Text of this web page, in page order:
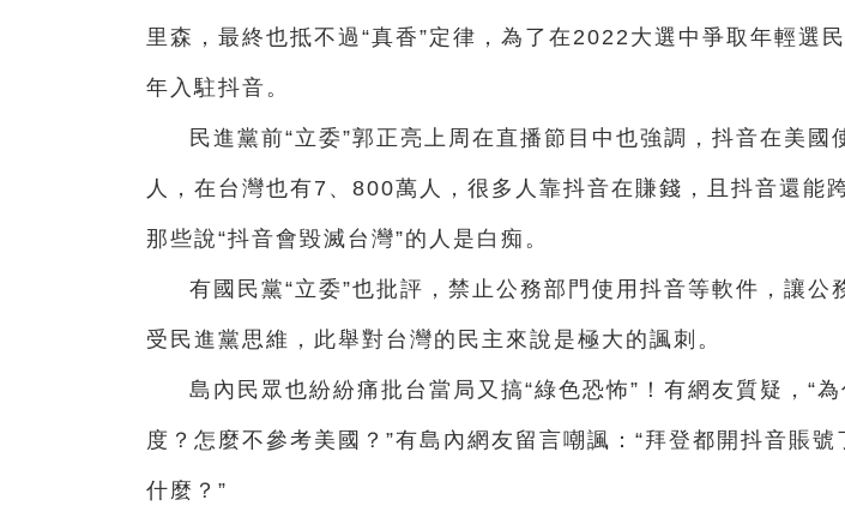
里森，最終也抵不過“真香”定律，為了在2022大選中爭取年輕選
年入駐抖音。
民進黨前“立委”郭正亮上周在直播節目中也強調，抖音在美國
人，在台灣也有7、800萬人，很多人靠抖音在賺錢，且抖音還能
那些說“抖音會毀滅台灣”的人是白痴。
有國民黨“立委”也批評，禁止公務部門使用抖音等軟件，讓公
受民進黨思維，此舉對台灣的民主來說是極大的諷刺。
島內民眾也紛紛痛批台當局又搞“綠色恐怖”！有網友質疑，“
度？怎麼不參考美國？”有島內網友留言嘲諷：“拜登都開抖音賬號
什麼？”